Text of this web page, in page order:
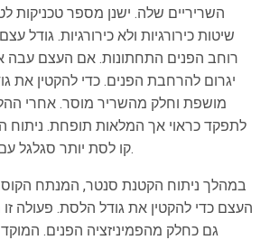
השריריים שלה. ישנן מספר טכניקות
שיטות כירורגיות ולא כירורגיות. גודל
רוחב הפנים התחתונות. אם העצם עבה
יגרום להרחבת הפנים. כדי להקטין את
מושפת וחלק מהשריר מוסר. אחרי
לתפקד כראוי אך המלאות תופחת. ניתוח
קו לסת יותר סגלגל עם זווית רכה וחלקה.
במהלך ניתוח הקטנת סנטר, המנתח
העצם כדי להקטין את גודל הלסת. פעולה
גם כחלק מהפמיניזציה הפנים.